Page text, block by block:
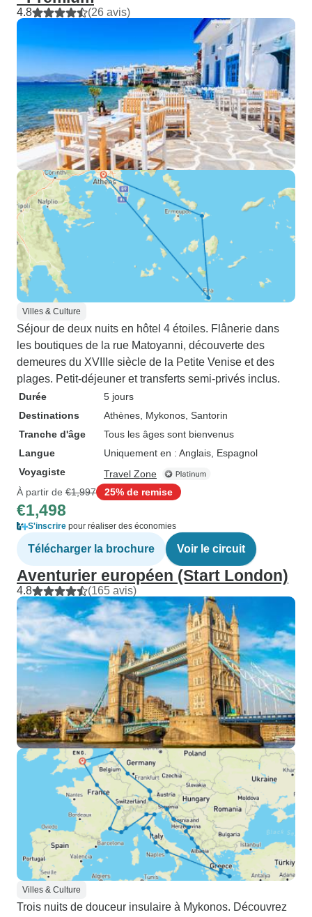
4.8 (26 avis)
Villes & Culture
Séjour de deux nuits en hôtel 4 étoiles. Flânerie dans
les boutiques de la rue Matoyanni, découverte des
demeures du XVIIIe siècle de la Petite Venise et des
plages. Petit-déjeuner et transferts semi-privés inclus.
Durée
5 jours
Destinations
Athènes , Mykonos , Santorin
Tranche d'âge
Tous les âges sont bienvenus
Langue
Uniquement en : Anglais, Espagnol
Voyagiste
Travel Zone
À partir de €1,997 25% de remise
€1,498
S'inscrire pour réaliser des économies
Télécharger la brochure Voir le circuit
Aventurier européen (Start London)
4.8 (165 avis)
Villes & Culture
Trois nuits de douceur insulaire à Mykonos. Découvrez